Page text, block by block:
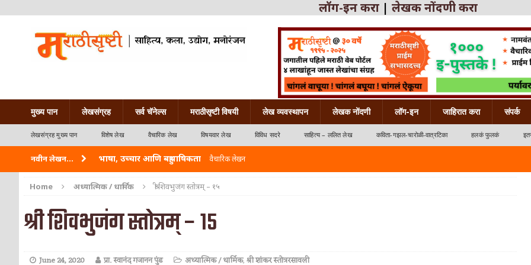
लॉग-इन करा | लेखक नोंदणी करा
मुख्य पान लेखसंग्रह सर्व चॅनेल्स मराठीसृष्टी विषयी लेख व्यवस्थापन लेखक नोंदणी लॉग-इन जाहिरात करा संपर्क
लेखसंग्रह मुख्य पान विशेष लेख वैचारिक लेख विषयवार लेख विविध सदरे साहित्य – ललित लेख कविता-गझल-चारोळी-वात्रटिका हलकं फुलकं
नवीन लेखन... भाषा, उच्चार आणि बहुभाषिकता वैचारिक लेखन
वारी विठ्ठलाची कविता-गझल-चारोळी-वात्रटिका
ताम्र – एक अफलातून धातू (COPPER)
जेव्हा मी आडनांव बदलले
अशी एक कविता लिहू इच्छिते कविता-गझल-चारोळी-वात्रटिका
Home अध्यात्मिक / धार्मिक श्री शिवभुजंग स्तोत्रम् – १५
श्री शिवभुजंग स्तोत्रम् – १५
June 24, 2020 प्रा. स्वानंद गजानन पुंड अध्यात्मिक / धार्मिक,श्री शांकर स्तोत्ररसावली